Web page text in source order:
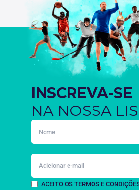
INSCREVA-SE
NA NOSSA
ACEITO OS TERMOS E